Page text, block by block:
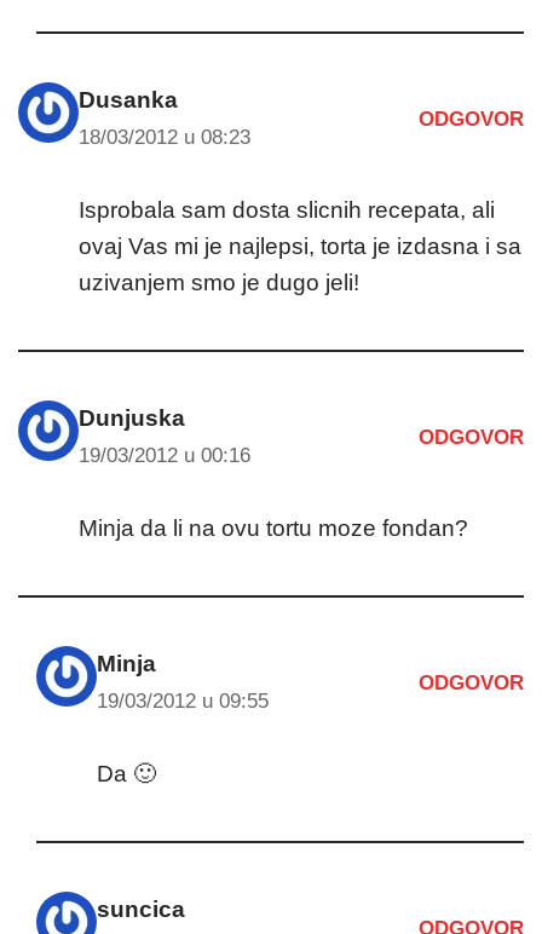
Dusanka
18/03/2012 u 08:23
ODGOVOR
Isprobala sam dosta slicnih recepata, ali
ovaj Vas mi je najlepsi, torta je izdasna i sa
uzivanjem smo je dugo jeli!
Dunjuska
19/03/2012 u 00:16
ODGOVOR
Minja da li na ovu tortu moze fondan?
Minja
19/03/2012 u 09:55
ODGOVOR
Da 🙂
suncica
ODGOVOR